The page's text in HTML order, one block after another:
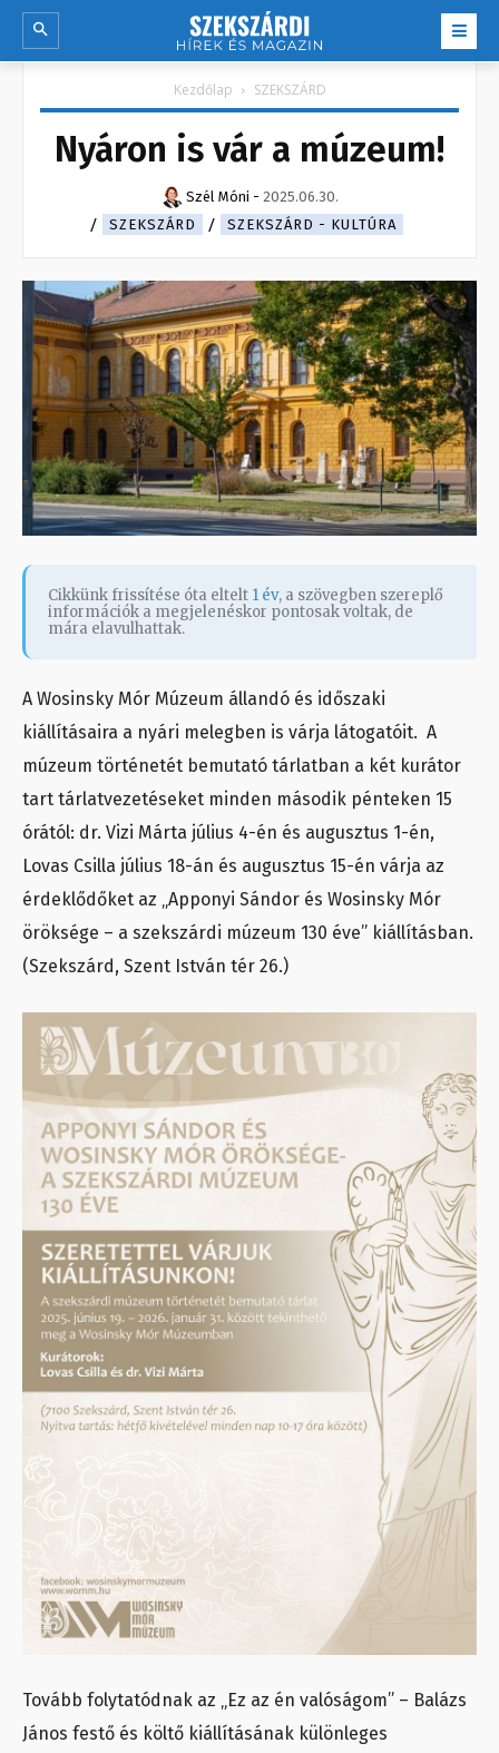
Kezdőlap SZEKSZÁRD
Nyáron is vár a múzeum!
Szél Móni - 2025.06.30.
SZEKSZÁRD
SZEKSZÁRD - KULTÚRA
Cikkünk frissítése óta eltelt 1 év, a szövegben szereplő
információk a megjelenéskor pontosak voltak, de
mára elavulhattak.
A Wosinsky Mór Múzeum állandó és időszaki
kiállításaira a nyári melegben is várja látogatóit. A
múzeum történetét bemutató tárlatban a két kurátor
tart tárlatvezetéseket minden második pénteken 15
órától: dr. Vizi Márta július 4-én és augusztus 1-én,
Lovas Csilla július 18-án és augusztus 15-én várja az
érdeklődőket az „Apponyi Sándor és Wosinsky Mór
öröksége – a szekszárdi múzeum 130 éve” kiállításban.
(Szekszárd, Szent István tér 26.)
Tovább folytatódnak az „Ez az én valóságom” – Balázs
János festő és költő kiállításának különleges